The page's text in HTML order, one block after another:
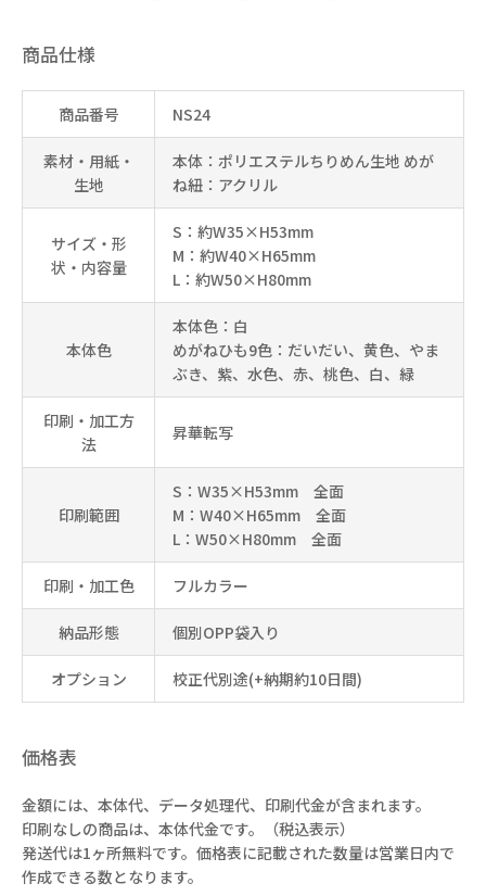
商品仕様
商品番号 NS24
素材・用紙・
生地
本体：ポリエステルちりめん生地 めが
ね紐：アクリル
サイズ・形
状・内容量
S：約W35×H53mm
M：約W40×H65mm
L：約W50×H80mm
本体色
本体色：白
めがねひも9色：だいだい、黄色、やま
ぶき、紫、水色、赤、桃色、白、緑
印刷・加工方
法
昇華転写
印刷範囲
S：W35×H53mm 全面
M：W40×H65mm 全面
L：W50×H80mm 全面
印刷・加工色 フルカラー
納品形態 個別OPP袋入り
オプション 校正代別途(+納期約10日間)
価格表
金額には、本体代、データ処理代、印刷代金が含まれます。
印刷なしの商品は、本体代金です。（税込表示）
発送代は1ヶ所無料です。価格表に記載された数量は営業日内で
作成できる数となります。